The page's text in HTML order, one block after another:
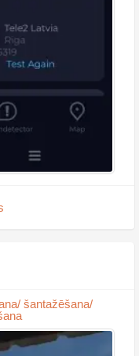
šantažēšana/